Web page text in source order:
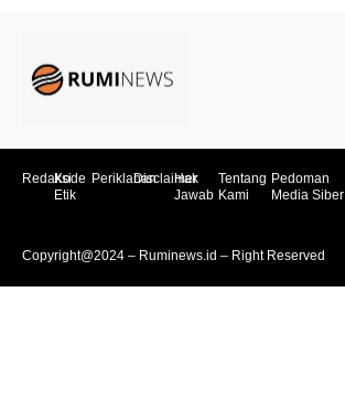
RedaksiKode
Etik
PeriklananDisclaimer
Hak
Jawab
Tentang
Kami
Pedoman
Media Siber
Copyright@2024 – Ruminews.id – Right Reserved